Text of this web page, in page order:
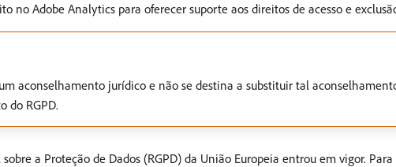
no Adobe Analytics para oferecer suporte aos direitos de acesso e
aconselhamento jurídico e não se destina a substituir tal
do RGPD.
a Proteção de Dados (RGPD) da União Europeia entrou em vigor.